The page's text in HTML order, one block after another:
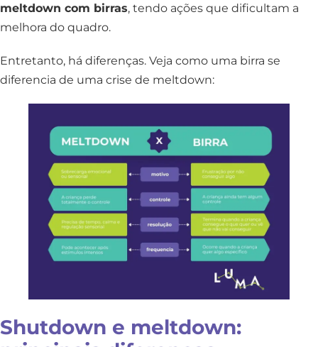
meltdown com birras, tendo ações que dificultam a
melhora do quadro.
Entretanto, há diferenças. Veja como uma birra se
diferencia de uma crise de meltdown:
Shutdown e meltdown: